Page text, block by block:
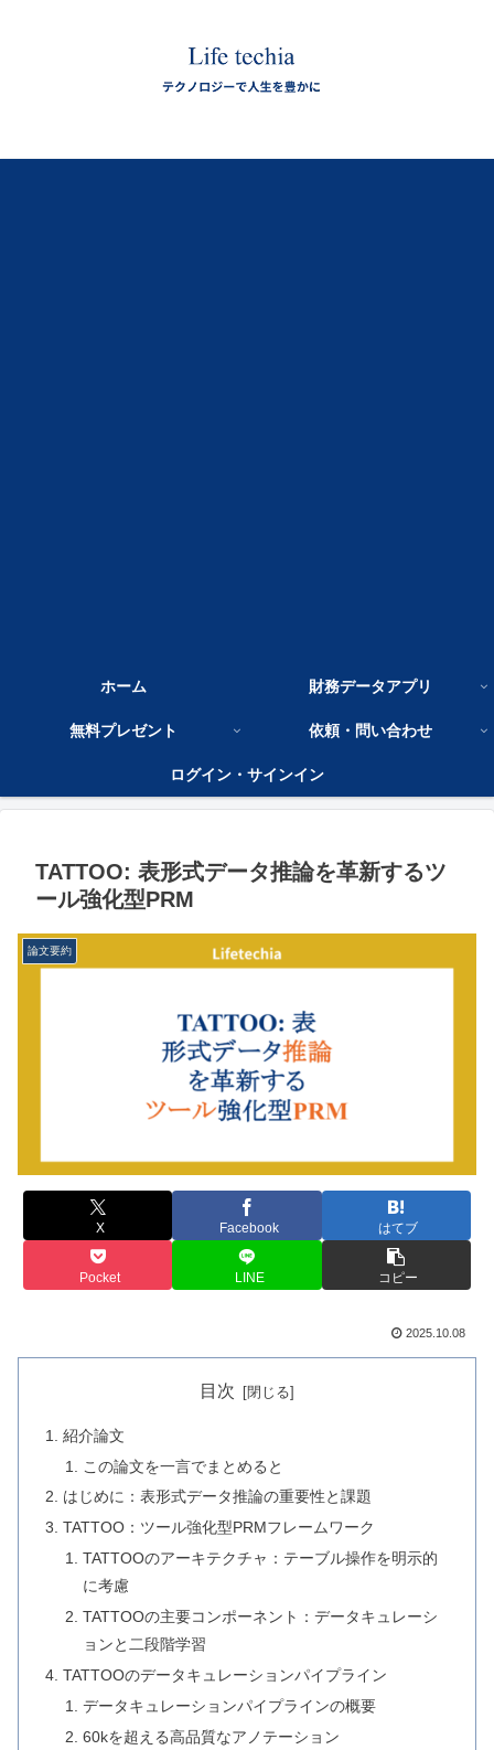
ホーム 財務データアプリ
無料プレゼント 依頼・問い合わせ
ログイン・サインイン
TATTOO: 表形式データ推論を革新するツ
ール強化型PRM
論文要約
X Facebook はてブ
Pocket LINE コピー
2025.10.08
目次
紹介論文
この論文を一言でまとめると
はじめに：表形式データ推論の重要性と課題
TATTOO：ツール強化型PRMフレームワーク
TATTOOのアーキテクチャ：テーブル操作を明示的
に考慮
TATTOOの主要コンポーネント：データキュレーシ
ョンと二段階学習
TATTOOのデータキュレーションパイプライン
データキュレーションパイプラインの概要
60kを超える高品質なアノテーション